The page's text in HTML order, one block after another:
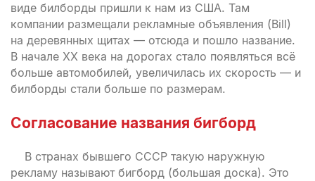
виде билборды пришли к нам из США. Там
компании размещали рекламные объявления (Bill)
на деревянных щитах — отсюда и пошло название.
В начале ХХ века на дорогах стало появляться всё
больше автомобилей, увеличилась их скорость — и
билборды стали больше по размерам.
Согласование названия бигборд
В странах бывшего СССР такую наружную
рекламу называют бигборд (большая доска). Это